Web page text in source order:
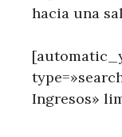
hacia una
Ingresos»